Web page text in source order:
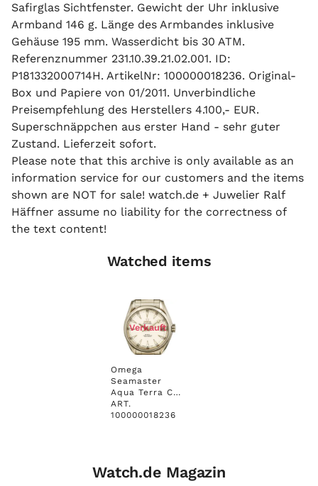
Safirglas Sichtfenster. Gewicht der Uhr inklusive
Armband 146 g. Länge des Armbandes inklusive
Gehäuse 195 mm. Wasserdicht bis 30 ATM.
Referenznummer 231.10.39.21.02.001. ID:
P181332000714H. ArtikelNr: 100000018236. Original-
Box und Papiere von 01/2011. Unverbindliche
Preisempfehlung des Herstellers 4.100,- EUR.
Superschnäppchen aus erster Hand - sehr guter
Zustand. Lieferzeit sofort.
Please note that this archive is only available as an
information service for our customers and the items
shown are NOT for sale! watch.de + Juwelier Ralf
Häffner assume no liability for the correctness of
the text content!
Watched items
Verkauft
Omega
Seamaster
Aqua Terra Co-
Axial Edelstahl
Automatik
ART.
100000018236
Watch.de Magazin